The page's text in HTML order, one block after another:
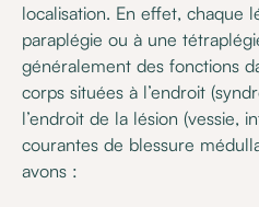
localisation. En effet, chaque
paraplégie ou à une
généralement des fonctions
corps situées à l’endroit
l’endroit de la lésion (vessie,
courantes de blessure
avons :